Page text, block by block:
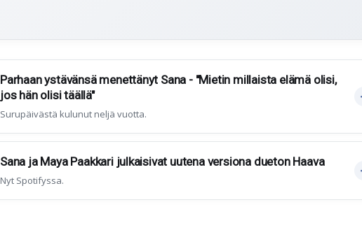
Parhaan ystävänsä menettänyt Sana - "Mietin millaista elämä olisi,
jos hän olisi täällä"
Surupäivästä kulunut neljä vuotta.
Sana ja Maya Paakkari julkaisivat uutena versiona dueton Haava
Nyt Spotifyssa.